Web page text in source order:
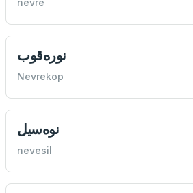
نوره‌قوب
Nevrekop
نوه‌سيل
nevesil